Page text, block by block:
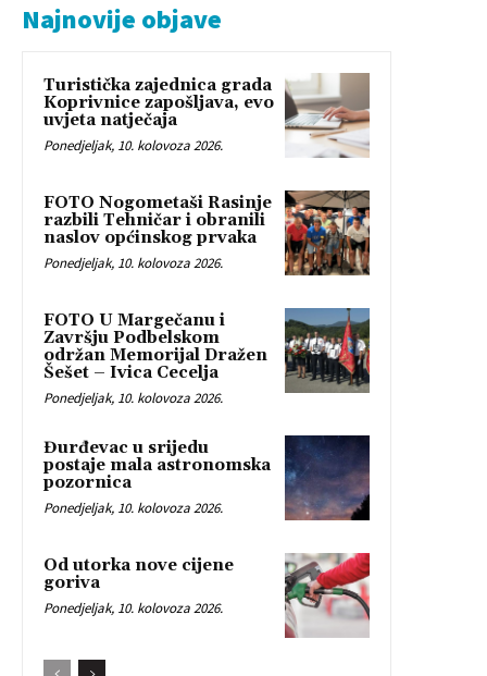
Najnovije objave
Turistička zajednica grada
Koprivnice zapošljava, evo
uvjeta natječaja
Ponedjeljak, 10. kolovoza 2026.
FOTO Nogometaši Rasinje
razbili Tehničar i obranili
naslov općinskog prvaka
Ponedjeljak, 10. kolovoza 2026.
FOTO U Margečanu i
Završju Podbelskom
održan Memorijal Dražen
Šešet – Ivica Cecelja
Ponedjeljak, 10. kolovoza 2026.
Đurđevac u srijedu
postaje mala astronomska
pozornica
Ponedjeljak, 10. kolovoza 2026.
Od utorka nove cijene
goriva
Ponedjeljak, 10. kolovoza 2026.